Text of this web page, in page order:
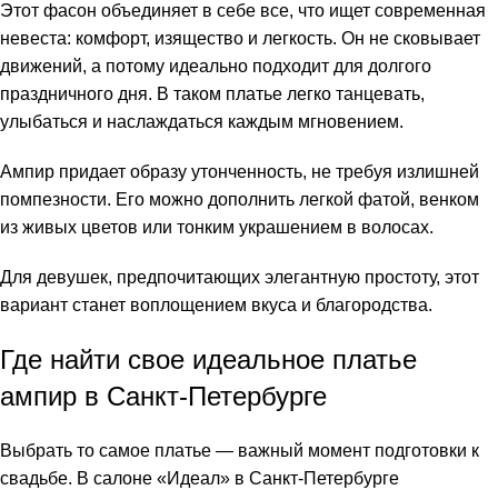
Этот фасон объединяет в себе все, что ищет современная
невеста: комфорт, изящество и легкость. Он не сковывает
движений, а потому идеально подходит для долгого
праздничного дня. В таком платье легко танцевать,
улыбаться и наслаждаться каждым мгновением.
Ампир придает образу утонченность, не требуя излишней
помпезности. Его можно дополнить легкой фатой, венком
из живых цветов или тонким украшением в волосах.
Для девушек, предпочитающих элегантную простоту, этот
вариант станет воплощением вкуса и благородства.
Где найти свое идеальное платье
ампир в Санкт-Петербурге
Выбрать то самое платье — важный момент подготовки к
свадьбе. В салоне «Идеал» в Санкт-Петербурге